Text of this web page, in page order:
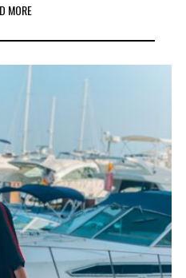
MORE